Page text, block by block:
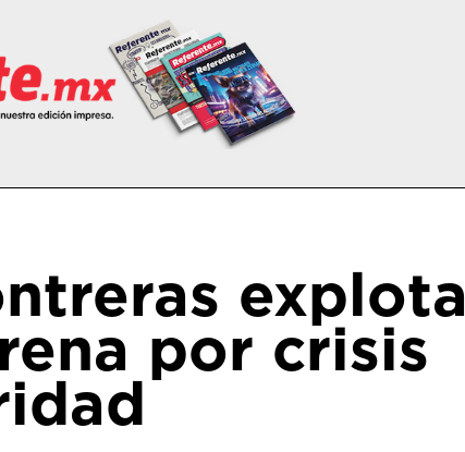
explota
por crisis